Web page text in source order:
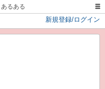
あるある
新規登録/ログイン